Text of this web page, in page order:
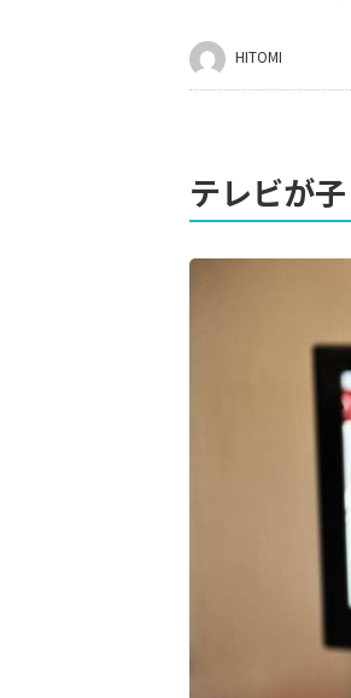
HITOMI
テレビが